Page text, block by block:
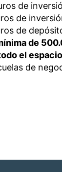
de
de
de
de
el
de